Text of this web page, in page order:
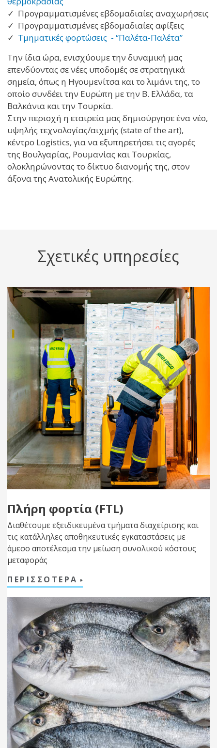
✓ Προγραμματισμένες εβδομαδιαίες αναχωρήσεις
✓ Προγραμματισμένες εβδομαδιαίες αφίξεις
✓ Τμηματικές φορτώσεις - “Παλέτα-Παλέτα”
Την ίδια ώρα, ενισχύουμε την δυναμική μας
επενδύοντας σε νέες υποδομές σε στρατηγικά
σημεία, όπως η Ηγουμενίτσα και το λιμάνι της, το
οποίο συνδέει την Ευρώπη με την Β. Ελλάδα, τα
Βαλκάνια και την Τουρκία.
Στην περιοχή η εταιρεία μας δημιούργησε ένα νέο,
υψηλής τεχνολογίας/αιχμής (state of the art),
κέντρο Logistics, για να εξυπηρετήσει τις αγορές
της Βουλγαρίας, Ρουμανίας και Τουρκίας,
ολοκληρώνοντας το δίκτυο διανομής της, στον
άξονα της Ανατολικής Ευρώπης.
Σχετικές υπηρεσίες
Πλήρη φορτία (FTL)
Διαθέτουμε εξειδικευμένα τμήματα διαχείρισης και
τις κατάλληλες αποθηκευτικές εγκαταστάσεις με
άμεσο αποτέλεσμα την μείωση συνολικού κόστους
μεταφοράς
ΠΕΡΙΣΣΟΤΕΡΑ